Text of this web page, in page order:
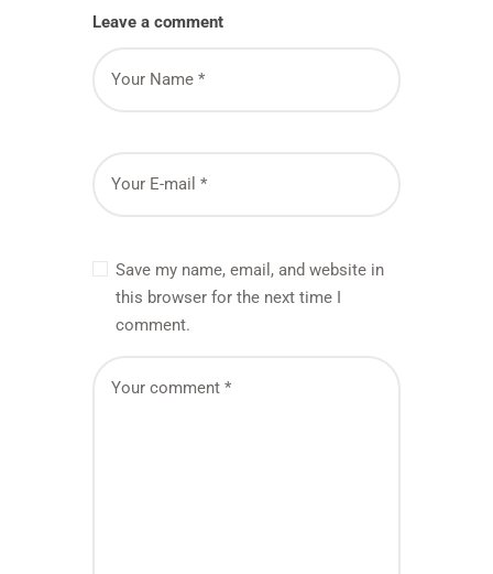
Leave a comment
Save my name, email, and website in
this browser for the next time I
comment.